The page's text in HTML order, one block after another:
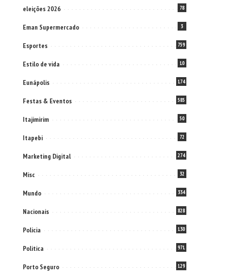
eleições 2026 78
Eman Supermercado 3
Esportes 759
Estilo de vida 10
Eunápolis 174
Festas & Eventos 585
Itajimirim 50
Itapebi 72
Marketing Digital 274
Misc 32
Mundo 334
Nacionais 828
Policia 130
Politica 971
Porto Seguro 129